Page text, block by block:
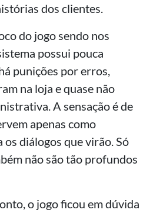
dos clientes.
do jogo sendo nos
possui pouca
punições por erros,
na loja e quase não
A sensação é de
apenas como
diálogos que virão. Só
não são tão profundos
o jogo ficou em dúvida